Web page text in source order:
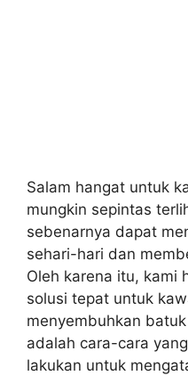
Salam hangat untuk
mungkin sepintas
sebenarnya dapat
sehari-hari dan
Oleh karena itu, kami
solusi tepat untuk
menyembuhkan
adalah cara-cara
lakukan untuk